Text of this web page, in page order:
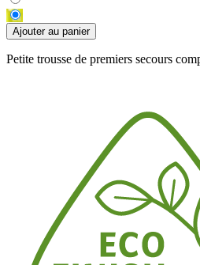
Ajouter au panier
Petite trousse de premiers secours